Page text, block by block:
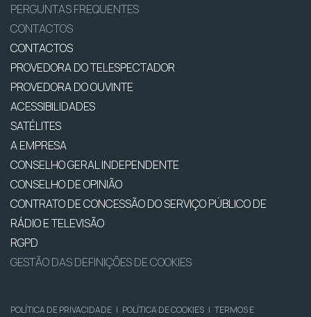
PERGUNTAS FREQUENTES
CONTACTOS
CONTACTOS
PROVEDORA DO TELESPECTADOR
PROVEDORA DO OUVINTE
ACESSIBILIDADES
SATÉLITES
A EMPRESA
CONSELHO GERAL INDEPENDENTE
CONSELHO DE OPINIÃO
CONTRATO DE CONCESSÃO DO SERVIÇO PÚBLICO DE
RÁDIO E TELEVISÃO
RGPD
GESTÃO DAS DEFINIÇÕES DE COOKIES
POLÍTICA DE PRIVACIDADE | POLÍTICA DE COOKIES | TERMOS E